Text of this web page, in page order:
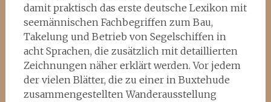
damit praktisch das erste deutsche Lexikon mit
seemännischen Fachbegriffen zum Bau,
Takelung und Betrieb von Segelschiffen in
acht Sprachen, die zusätzlich mit detaillierten
Zeichnungen näher erklärt werden. Vor jedem
der vielen Blätter, die zu einer in Buxtehude
zusammengestellten Wanderausstellung